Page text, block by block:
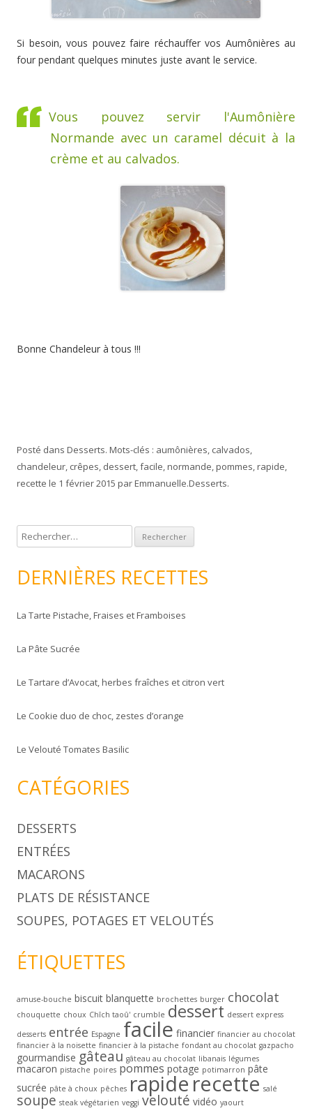
Si besoin, vous pouvez faire réchauffer vos Aumônières au
four pendant quelques minutes juste avant le service.
Vous pouvez servir l'Aumônière
Normande avec un caramel décuit à la
crème et au calvados.
Bonne Chandeleur à tous !!!
Posté dans Desserts. Mots-clés : aumônières, calvados,
chandeleur, crêpes, dessert,facile,normande,pommes,rapide,
recette le 1 février 2015 parEmmanuelle.Desserts.
e
h
r
h
r
:
DERNIÈRES RECETTES
La Tarte Pistache, Fraises et Framboises
La Pâte Sucrée
Le Tartare d’Avocat, herbes fraîches et citron vert
Le Cookie duo de choc, zestes d’orange
Le Velouté Tomates Basilic
CATÉGORIES
DESSERTS
ENTRÉES
MACARONS
PLATS DE RÉSISTANCE
SOUPES, POTAGES ET VELOUTÉS
ÉTIQUETTES
amuse-bouche biscuit blanquette brochettes burger chocolat
chouquette choux Chîch taoû' crumble dessert dessert express
desserts entrée Espagne facile financier financier au chocolat
financier à la noisette financier à la pistache fondant au chocolat gazpacho
gourmandise gâteau gâteau au chocolat libanais légumes
macaron pistache poires pommes potage potimarron pâte
sucrée pâte à choux pêches rapiderecette salé
soupe steak végétarien veggi velouté vidéo yaourt